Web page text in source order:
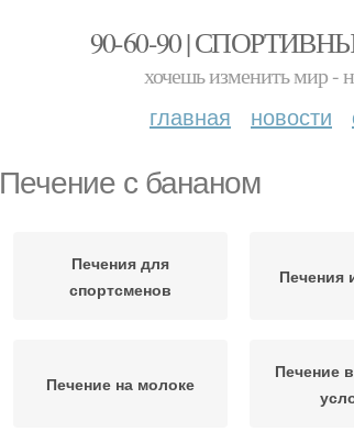
90-60-90 |
хочешь изменить мир -
главная новости
Печение с бананом
Печения для
спортсменов
Печения
Печение на молоке
Печение